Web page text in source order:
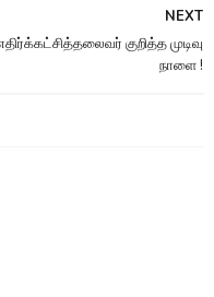
NEXT
குறித்த முடிவு
நாளை !